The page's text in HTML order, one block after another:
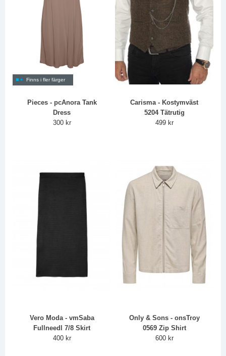
Finns i fler färger
Pieces - pcAnora Tank
Dress
300 kr
Carisma - Kostymväst
5204 Tätrutig
499 kr
Vero Moda - vmSaba
Fullneedl 7/8 Skirt
400 kr
Only & Sons - onsTroy
0569 Zip Shirt
600 kr